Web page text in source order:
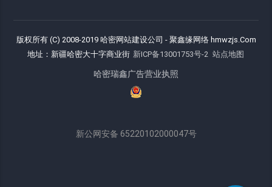
版权所有 (C) 2008-2019 哈密网站建设公司 - 聚鑫缘网络 hmwzjs.Com
地址：新疆哈密大十字商业街 新ICP备13001753号-2 站点地图
哈密瑞鑫广告营业执照
新公网安备 65220102000047号